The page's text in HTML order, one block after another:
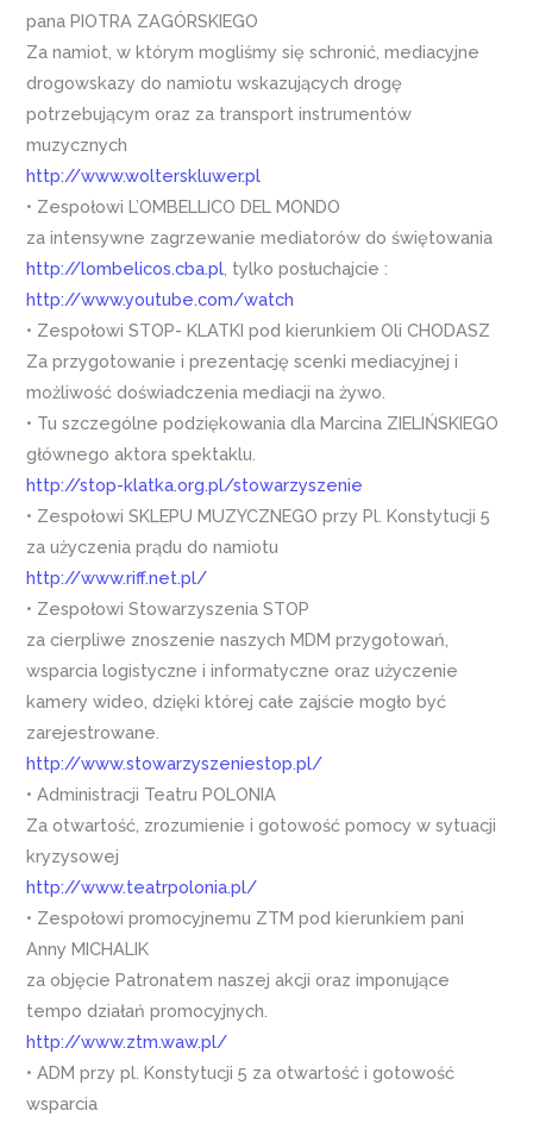
pana PIOTRA ZAGÓRSKIEGO
Za namiot, w którym mogliśmy się schronić, mediacyjne
drogowskazy do namiotu wskazujących drogę
potrzebującym oraz za transport instrumentów
muzycznych
http://www.wolterskluwer.pl
• Zespołowi L’OMBELLICO DEL MONDO
za intensywne zagrzewanie mediatorów do świętowania
http://lombelicos.cba.pl , tylko posłuchajcie :
http://www.youtube.com/watch
• Zespołowi STOP- KLATKI pod kierunkiem Oli CHODASZ
Za przygotowanie i prezentację scenki mediacyjnej i
możliwość doświadczenia mediacji na żywo.
• Tu szczególne podziękowania dla Marcina ZIELIŃSKIEGO
głównego aktora spektaklu.
http://stop-klatka.org.pl/stowarzyszenie
• Zespołowi SKLEPU MUZYCZNEGO przy Pl. Konstytucji 5
za użyczenia prądu do namiotu
http://www.riff.net.pl/
• Zespołowi Stowarzyszenia STOP
za cierpliwe znoszenie naszych MDM przygotowań,
wsparcia logistyczne i informatyczne oraz użyczenie
kamery wideo, dzięki której całe zajście mogło być
zarejestrowane.
http://www.stowarzyszeniestop.pl/
• Administracji Teatru POLONIA
Za otwartość, zrozumienie i gotowość pomocy w sytuacji
kryzysowej
http://www.teatrpolonia.pl/
• Zespołowi promocyjnemu ZTM pod kierunkiem pani
Anny MICHALIK
za objęcie Patronatem naszej akcji oraz imponujące
tempo działań promocyjnych.
http://www.ztm.waw.pl/
• ADM przy pl. Konstytucji 5 za otwartość i gotowość
wsparcia